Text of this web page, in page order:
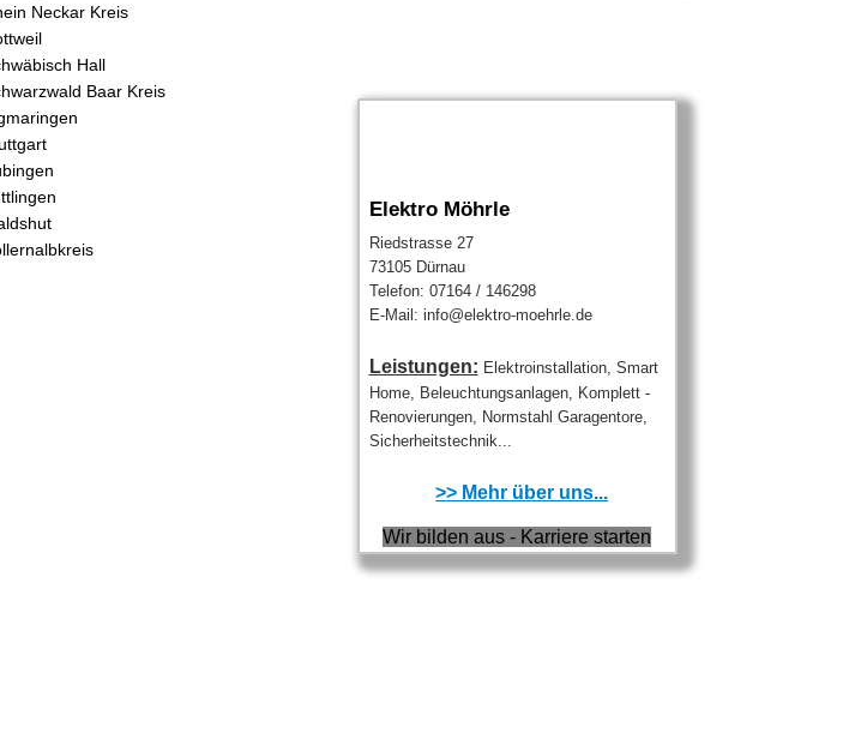
Neckar Kreis
Hall
Baar Kreis
Elektro Möhrle
Riedstrasse 27
73105 Dürnau
Telefon: 07164 / 146298
E-Mail: info@elektro-moehrle.de
Leistungen: Elektroinstallation, Smart
Home, Beleuchtungsanlagen, Komplett -
Renovierungen, Normstahl Garagentore,
Sicherheitstechnik...
>> Mehr über uns...
Wir bilden aus - Karriere starten